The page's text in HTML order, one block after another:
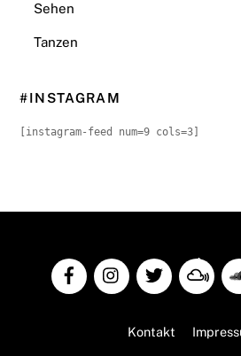
Sehen
Tanzen
#INSTAGRAM
[instagram-feed num=9 cols=3]
Back
To
Kontakt